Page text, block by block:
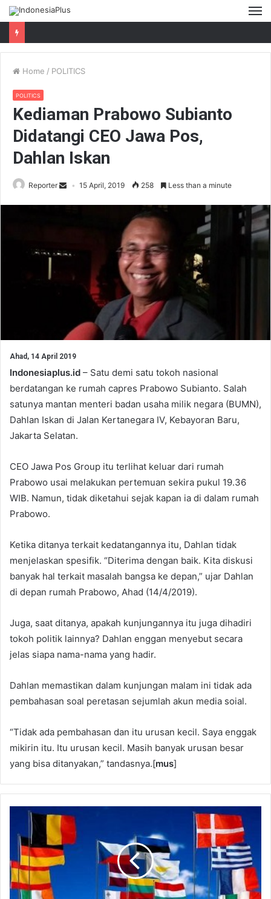
Home / POLITICS
POLITICS
Kediaman Prabowo Subianto
Didatangi CEO Jawa Pos,
Dahlan Iskan
Reporter 15 April, 2019 258 Less than a minute
Ahad, 14 April 2019
Indonesiaplus.id – Satu demi satu tokoh nasional
berdatangan ke rumah capres Prabowo Subianto. Salah
satunya mantan menteri badan usaha milik negara (BUMN),
Dahlan Iskan di Jalan Kertanegara IV, Kebayoran Baru,
Jakarta Selatan.
CEO Jawa Pos Group itu terlihat keluar dari rumah
Prabowo usai melakukan pertemuan sekira pukul 19.36
WIB. Namun, tidak diketahui sejak kapan ia di dalam rumah
Prabowo.
Ketika ditanya terkait kedatangannya itu, Dahlan tidak
menjelaskan spesifik. “Diterima dengan baik. Kita diskusi
banyak hal terkait masalah bangsa ke depan,” ujar Dahlan
di depan rumah Prabowo, Ahad (14/4/2019).
Juga, saat ditanya, apakah kunjungannya itu juga dihadiri
tokoh politik lainnya? Dahlan enggan menyebut secara
jelas siapa nama-nama yang hadir.
Dahlan memastikan dalam kunjungan malam ini tidak ada
pembahasan soal peretasan sejumlah akun media soial.
“Tidak ada pembahasan dan itu urusan kecil. Saya enggak
mikirin itu. Itu urusan kecil. Masih banyak urusan besar
yang bisa ditanyakan,” tandasnya.[mus]